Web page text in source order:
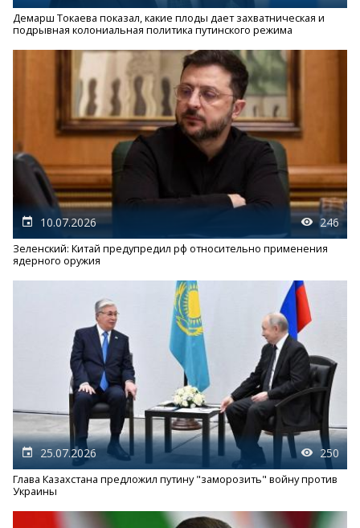
Демарш Токаева показал, какие плоды дает захватническая и
подрывная колониальная политика путинского режима
10.07.2026 246
Зеленский: Китай предупредил рф относительно применения
ядерного оружия
25.07.2026 250
Глава Казахстана предложил путину "заморозить" войну против
Украины